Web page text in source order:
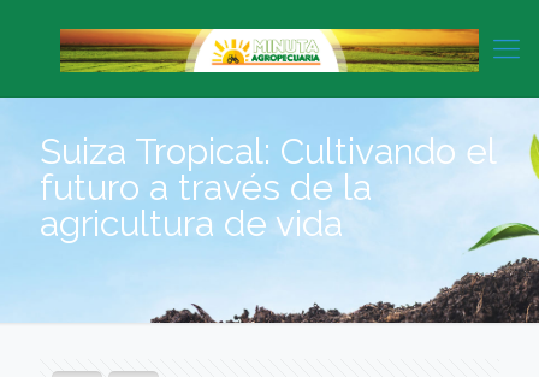
Suiza Tropical: Cultivando el
futuro a través de la
agricultura de vida